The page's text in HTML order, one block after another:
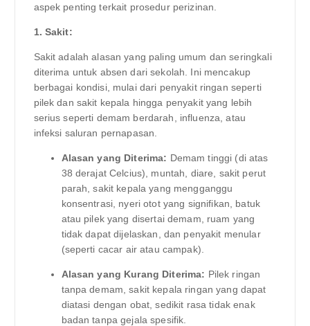
aspek penting terkait prosedur perizinan.
1. Sakit:
Sakit adalah alasan yang paling umum dan seringkali
diterima untuk absen dari sekolah. Ini mencakup
berbagai kondisi, mulai dari penyakit ringan seperti
pilek dan sakit kepala hingga penyakit yang lebih
serius seperti demam berdarah, influenza, atau
infeksi saluran pernapasan.
Alasan yang Diterima: Demam tinggi (di atas
38 derajat Celcius), muntah, diare, sakit perut
parah, sakit kepala yang mengganggu
konsentrasi, nyeri otot yang signifikan, batuk
atau pilek yang disertai demam, ruam yang
tidak dapat dijelaskan, dan penyakit menular
(seperti cacar air atau campak).
Alasan yang Kurang Diterima: Pilek ringan
tanpa demam, sakit kepala ringan yang dapat
diatasi dengan obat, sedikit rasa tidak enak
badan tanpa gejala spesifik.